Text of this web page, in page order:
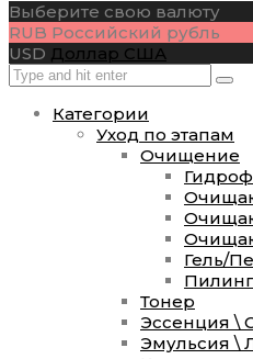
Выберите свою валюту
RUB Российский рубль
USD Доллар США
Категории
Уход по этапам
Очищение
Гель/
Пилинг
Тонер
Эссенция \
Эмульсия \